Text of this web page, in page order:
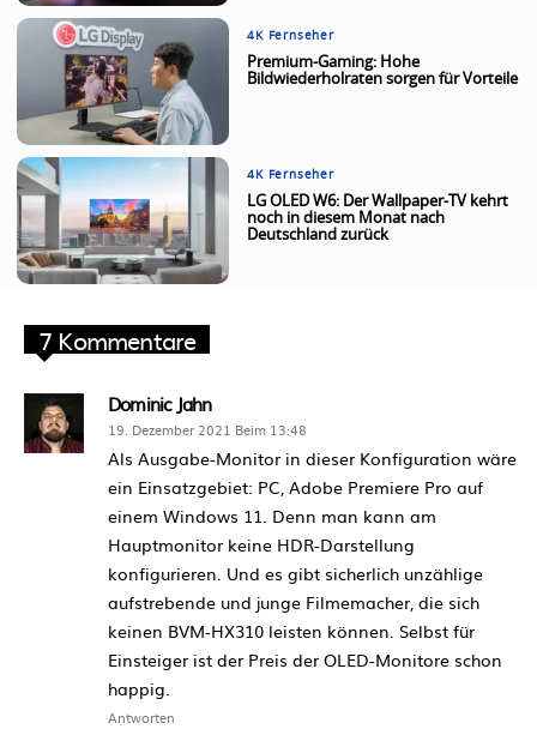
4K Fernseher
Premium-Gaming: Hohe
Bildwiederholraten sorgen für Vorteile
4K Fernseher
LG OLED W6: Der Wallpaper-TV kehrt
noch in diesem Monat nach
Deutschland zurück
7 Kommentare
Dominic Jahn
19. Dezember 2021 Beim 13:48
Als Ausgabe-Monitor in dieser Konfiguration wäre
ein Einsatzgebiet: PC, Adobe Premiere Pro auf
einem Windows 11. Denn man kann am
Hauptmonitor keine HDR-Darstellung
konfigurieren. Und es gibt sicherlich unzählige
aufstrebende und junge Filmemacher, die sich
keinen BVM-HX310 leisten können. Selbst für
Einsteiger ist der Preis der OLED-Monitore schon
happig.
Antworten